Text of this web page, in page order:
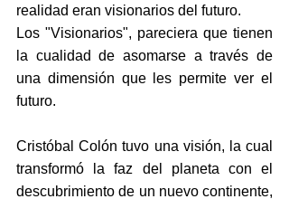
realidad eran visionarios del futuro.
Los "Visionarios", pareciera que tienen
la cualidad de asomarse a través de
una dimensión que les permite ver el
futuro.
Cristóbal Colón tuvo una visión, la cual
transformó la faz del planeta con el
descubrimiento de un nuevo continente,